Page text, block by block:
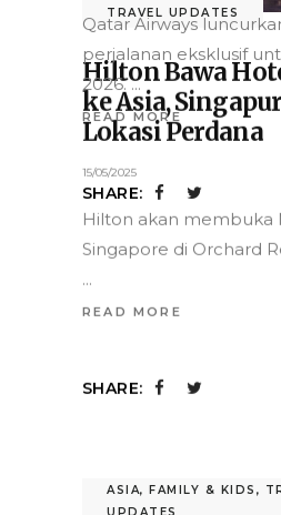
Hilton Bawa
ke Asia,
Lokasi Perdana
15/05/2025
Hilton akan membuka
Singapore di Orchard
READ MORE